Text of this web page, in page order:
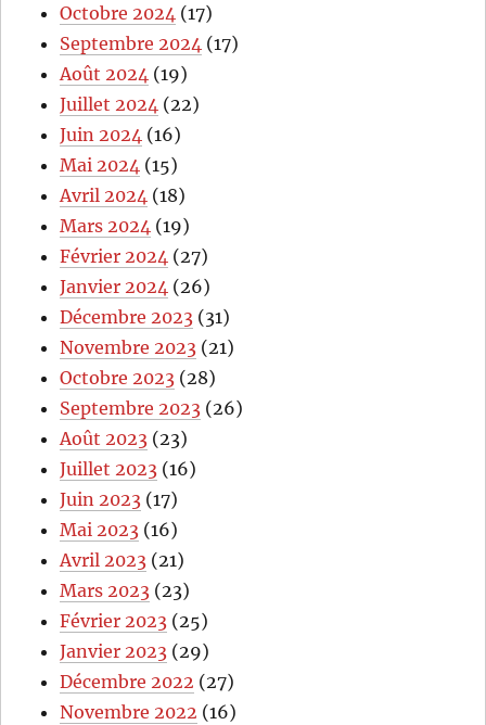
Octobre 2024 (17)
Septembre 2024 (17)
Août 2024 (19)
Juillet 2024 (22)
Juin 2024 (16)
Mai 2024 (15)
Avril 2024 (18)
Mars 2024 (19)
Février 2024 (27)
Janvier 2024 (26)
Décembre 2023 (31)
Novembre 2023 (21)
Octobre 2023 (28)
Septembre 2023 (26)
Août 2023 (23)
Juillet 2023 (16)
Juin 2023 (17)
Mai 2023 (16)
Avril 2023 (21)
Mars 2023 (23)
Février 2023 (25)
Janvier 2023 (29)
Décembre 2022 (27)
Novembre 2022 (16)